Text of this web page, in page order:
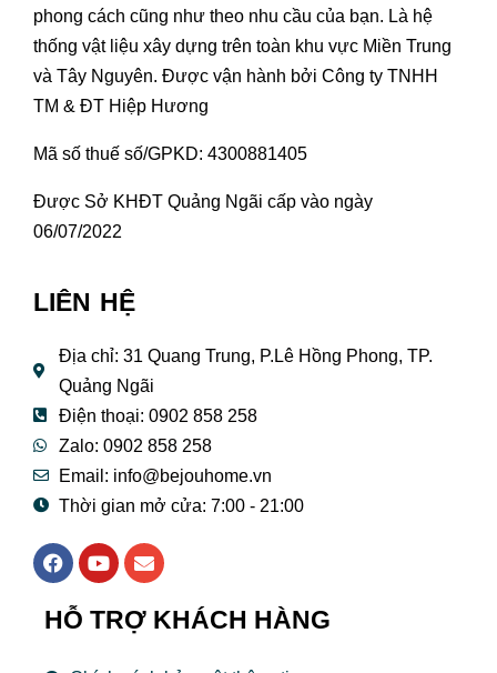
phong cách cũng như theo nhu cầu của bạn. Là hệ
thống vật liệu xây dựng trên toàn khu vực Miền Trung
và Tây Nguyên. Được vận hành bởi Công ty TNHH
TM & ĐT Hiệp Hương
Mã số thuế số/GPKD: 4300881405
Được Sở KHĐT Quảng Ngãi cấp vào ngày
06/07/2022
LIÊN HỆ
Địa chỉ: 31 Quang Trung, P.Lê Hồng Phong, TP.
Quảng Ngãi
Điện thoại: 0902 858 258
Zalo: 0902 858 258
Email: info@bejouhome.vn
Thời gian mở cửa: 7:00 - 21:00
F
a
e
b
Y
o
t
u
E
n
e
l
HỖ TRỢ KHÁCH HÀNG